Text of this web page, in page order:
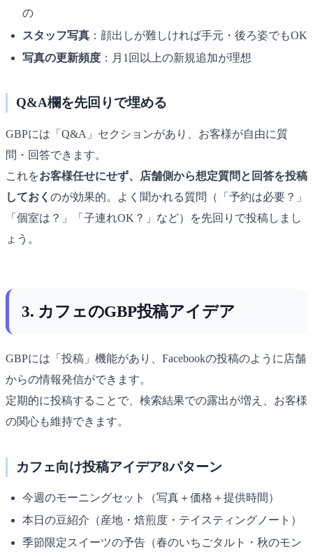
の
スタッフ写真 ：顔出しが難しければ手元・後ろ姿でもOK
写真の更新頻度 ：月1回以上の新規追加が理想
Q&A欄を先回りで埋める
GBPには「Q&A」セクションがあり、お客様が自由に質
問・回答できます。
これをお客様任せにせず、店舗側から想定質問と回答を投稿
しておく のが効果的。よく聞かれる質問（「予約は必要？」
「個室は？」「子連れOK？」など）を先回りで投稿しまし
ょう。
3. カフェのGBP投稿アイデア
GBPには「投稿」機能があり、Facebookの投稿のように店舗
からの情報発信ができます。
定期的に投稿することで、検索結果での露出が増え、お客様
の関心も維持できます。
カフェ向け投稿アイデア8パターン
今週のモーニングセット（写真＋価格＋提供時間）
本日の豆紹介（産地・焙煎度・テイスティングノート）
季節限定スイーツの予告（春のいちごタルト・秋のモン